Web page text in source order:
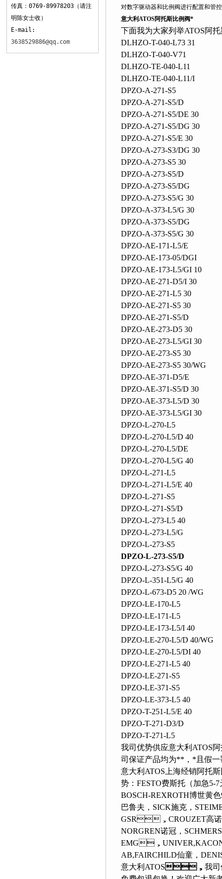
传真：0769-89978203（请注
明陈女士收）
E-mail:
3638529886@qq.com
对数字驱动器和比例阀进行配置和管控
意大利ATOS阿托斯比例阀*
下面我为大家列举ATOS阿托
DLHZO-T-040-L73 31
DLHZO-T-040-V71
DLHZO-TE-040-L11
DLHZO-TE-040-L11/I
DPZO-A-271-S5
DPZO-A-271-S5/D
DPZO-A-271-S5/DE 30
DPZO-A-271-S5/DG 30
DPZO-A-271-S5/E 30
DPZO-A-273-S3/DG 30
DPZO-A-273-S5 30
DPZO-A-273-S5/D
DPZO-A-273-S5/DG
DPZO-A-273-S5/G 30
DPZO-A-373-L5/G 30
DPZO-A-373-S5/DG
DPZO-A-373-S5/G 30
DPZO-AE-171-L5/E
DPZO-AE-173-05/DGI
DPZO-AE-173-L5/GI 10
DPZO-AE-271-D5/I 30
DPZO-AE-271-L5 30
DPZO-AE-271-S5 30
DPZO-AE-271-S5/D
DPZO-AE-273-D5 30
DPZO-AE-273-L5/GI 30
DPZO-AE-273-S5 30
DPZO-AE-273-S5 30/WG
DPZO-AE-371-D5/E
DPZO-AE-371-S5/D 30
DPZO-AE-373-L5/D 30
DPZO-AE-373-L5/GI 30
DPZO-L-270-L5
DPZO-L-270-L5/D 40
DPZO-L-270-L5/DE
DPZO-L-270-L5/G 40
DPZO-L-271-L5
DPZO-L-271-L5/E 40
DPZO-L-271-S5
DPZO-L-271-S5/D
DPZO-L-273-L5 40
DPZO-L-273-L5/G
DPZO-L-273-S5
DPZO-L-273-S5/D
DPZO-L-273-S5/G 40
DPZO-L-351-L5/G 40
DPZO-L-673-D5 20 /WG
DPZO-LE-170-L5
DPZO-LE-171-L5
DPZO-LE-173-L5/I 40
DPZO-LE-270-L5/D 40/WG
DPZO-LE-270-L5/DI 40
DPZO-LE-271-L5 40
DPZO-LE-271-S5
DPZO-LE-371-S5
DPZO-LE-373-L5 40
DPZO-T-251-L5/E 40
DPZO-T-271-D3/D
DPZO-T-271-L5
我司优势供应意大利ATOS阿托
司保证产品均为**，*且假一
意大利ATOS上海经销阿托斯
势：FESTO费斯托（加急
BOSCH-REXROTH博世黄色91
巴鲁夫，SICK施克，
GSR，CROUZET高诺斯
NORGREN诺冠，
EMG，UNIVER,KACON 凯昆
AB,FAIRCHILD仙童，
意大利ATOS， 我司